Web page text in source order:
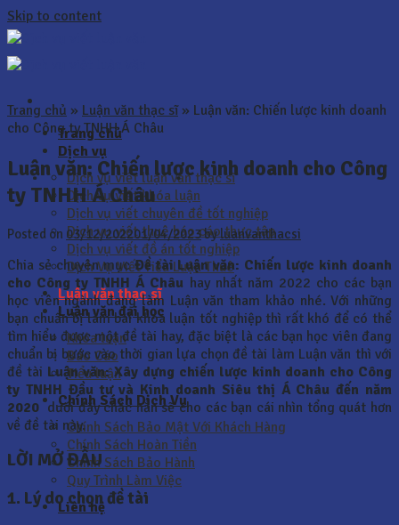
Skip to content
Trang chủ
Dịch vụ
Dịch vụ viết luận văn thạc sĩ
Dịch vụ viết khóa luận
Dịch vụ viết chuyên đề tốt nghiệp
Dịch vụ viết thuê báo cáo thực tập
Dịch vụ viết đồ án tốt nghiệp
Dịch Vụ Viết Tiểu Luận Thuê
Luận văn thạc sĩ
Luận văn đại học
Khóa luận
Báo Cáo
Tiểu luận
Chính Sách Dịch Vụ
Chính Sách Bảo Mật Với Khách Hàng
Chính Sách Hoàn Tiền
Chính Sách Bảo Hành
Quy Trình Làm Việc
Liên hệ
Trang chủ » Luận văn thạc sĩ» Luận văn: Chiến lược kinh doanh
cho Công ty TNHH Á Châu
Luận văn: Chiến lược kinh doanh cho Công
ty TNHH Á Châu
Posted on 03/12/202201/04/2023byluanvanthacsi
Chia sẻ chuyên mụcĐề tài Luận văn: Chiến lược kinh doanh
cho Công ty TNHH Á Châu hay nhất năm 2022 cho các bạn
học viên ngành đang làm Luận văn tham khảo nhé. Với những
bạn chuẩn bị làm bài khóa luận tốt nghiệp thì rất khó để có thể
tìm hiểu được một đề tài hay, đặc biệt là các bạn học viên đang
chuẩn bị bước vào thời gian lựa chọn đề tài làm Luận văn thì với
đề tài Luận văn:Xây dựng chiến lược kinh doanh cho Công
ty TNHH Đầu tư và Kinh doanh Siêu thị Á Châu đến năm
2020 dưới đây chắc hẳn sẽ cho các bạn cái nhìn tổng quát hơn
về đề tài này.
LỜI MỞ ĐẦU
1. Lý do chọn đề tài